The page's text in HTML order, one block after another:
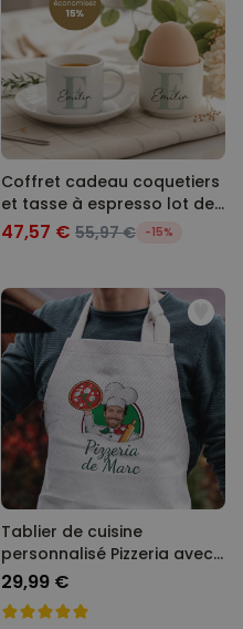
Coffret cadeau coquetiers
et tasse à espresso lot de
2
47,57 € 55,97 € -15%
Tablier de cuisine
personnalisé Pizzeria avec
visage
29,99 €